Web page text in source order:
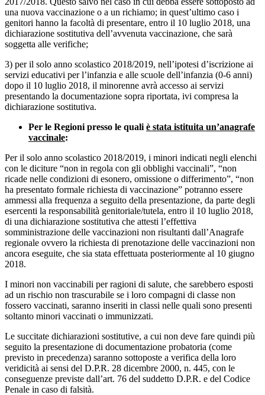
una nuova vaccinazione o a un richiamo; in quest’ultimo caso i
genitori hanno la facoltà di presentare, entro il 10 luglio 2018, una
dichiarazione sostitutiva dell’avvenuta vaccinazione, che sarà
soggetta alle verifiche;
3) per il solo anno scolastico 2018/2019, nell’ipotesi d’iscrizione ai
servizi educativi per l’infanzia e alle scuole dell’infanzia (0-6 anni)
dopo il 10 luglio 2018, il minorenne avrà accesso ai servizi
presentando la documentazione sopra riportata, ivi compresa la
dichiarazione sostitutiva.
Per le Regioni presso le quali è stata istituita un’anagrafe
vaccinale:
Per il solo anno scolastico 2018/2019, i minori indicati negli elenchi
con le diciture “non in regola con gli obblighi vaccinali”, “non
ricade nelle condizioni di esonero, omissione o differimento”, “non
ha presentato formale richiesta di vaccinazione” potranno essere
ammessi alla frequenza a seguito della presentazione, da parte degli
esercenti la responsabilità genitoriale/tutela, entro il 10 luglio 2018,
di una dichiarazione sostitutiva che attesti l’effettiva
somministrazione delle vaccinazioni non risultanti dall’Anagrafe
regionale ovvero la richiesta di prenotazione delle vaccinazioni non
ancora eseguite, che sia stata effettuata posteriormente al 10 giugno
2018.
I minori non vaccinabili per ragioni di salute, che sarebbero esposti
ad un rischio non trascurabile se i loro compagni di classe non
fossero vaccinati, saranno inseriti in classi nelle quali sono presenti
soltanto minori vaccinati o immunizzati.
Le succitate dichiarazioni sostitutive, a cui non deve fare quindi più
seguito la presentazione di documentazione probatoria (come
previsto in precedenza) saranno sottoposte a verifica della loro
veridicità ai sensi del D.P.R. 28 dicembre 2000, n. 445, con le
conseguenze previste dall’art. 76 del suddetto D.P.R. e del Codice
Penale in caso di falsità.